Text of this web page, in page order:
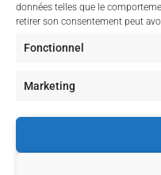
données telles que le
retirer son consentement peut
Fonctionnel
Marketing